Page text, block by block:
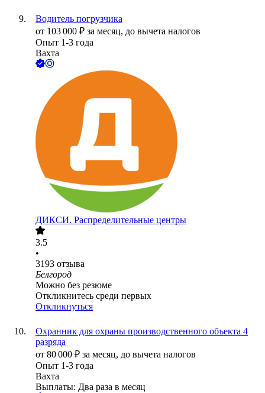
Водитель погрузчика
от 103 000 ₽ за месяц, до вычета налогов
Опыт 1-3 года
Вахта
ДИКСИ. Распределительные центры
3.5
•
3193 отзыва
Белгород
Можно без резюме
Откликнитесь среди первых
Откликнуться
Охранник для охраны производственного объекта 4
разряда
от 80 000 ₽ за месяц, до вычета налогов
Опыт 1-3 года
Вахта
Выплаты: Два раза в месяц